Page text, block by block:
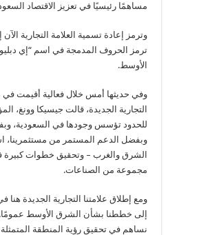
مساهمًا رئيسيًا في تعزيز الاقتصاد
وترمز إعادة تسمية العلامة التجارية
ترمز الحروف المدمجة في اسم “إي دبليو
الأوسط.
وفي حديثها أمس خلال فعالية أقيمت في
التجارية الجديدة، قالت جيسيكا وونغ،
للحدود تؤسس وجودها في السعودية،
وبفضل الدعم المستمر من مستثمرينا،
الشرق والغرب – وتحقيق خطوات كبيرة في
مجموعة من الصناعات.
ومع إطلاق علامتنا التجارية الجديدة
إلى خططنا بشأن الشرق الأوسط عمومًا.
نساهم في تحقيق رؤية المنطقة المتمثلة